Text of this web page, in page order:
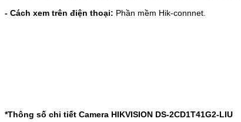
- Cách xem trên điện thoại: Phần mềm Hik-connnet.
*Thông số chi tiết Camera HIKVISION DS-2CD1T41G2-LIU